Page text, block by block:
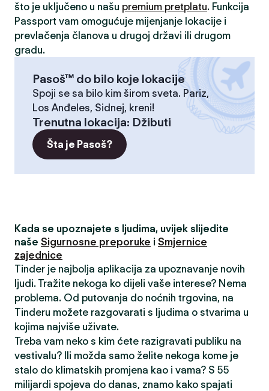
što je uključeno u našu premium pretplatu. Funkcija
Passport vam omogućuje mijenjanje lokacije i
prevlačenja članova u drugoj državi ili drugom
gradu.
Pasoš™ do bilo koje lokacije
Spoji se sa bilo kim širom sveta. Pariz,
Los Anđeles, Sidnej, kreni!
Trenutna lokacija: Džibuti
Šta je Pasoš?
Kada se upoznajete s ljudima, uvijek slijedite
naše Sigurnosne preporuke i Smjernice
zajednice
Tinder je najbolja aplikacija za upoznavanje novih
ljudi. Tražite nekoga ko dijeli vaše interese? Nema
problema. Od putovanja do noćnih trgovina, na
Tinderu možete razgovarati s ljudima o stvarima u
kojima najviše uživate.
Treba vam neko s kim ćete razigravati publiku na
vestivalu? Ili možda samo želite nekoga kome je
stalo do klimatskih promjena kao i vama? S 55
milijardi spojeva do danas, znamo kako spajati